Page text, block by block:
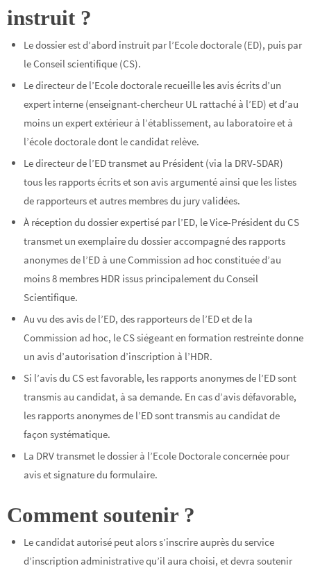
instruit ?
Le dossier est d’abord instruit par l’Ecole doctorale (ED), puis par
le Conseil scientifique (CS).
Le directeur de l’Ecole doctorale recueille les avis écrits d’un
expert interne (enseignant-chercheur UL rattaché à l’ED) et d’au
moins un expert extérieur à l’établissement, au laboratoire et à
l’école doctorale dont le candidat relève.
Le directeur de l’ED transmet au Président (via la DRV-SDAR)
tous les rapports écrits et son avis argumenté ainsi que les listes
de rapporteurs et autres membres du jury validées.
À réception du dossier expertisé par l’ED, le Vice-Président du CS
transmet un exemplaire du dossier accompagné des rapports
anonymes de l’ED à une Commission ad hoc constituée d’au
moins 8 membres HDR issus principalement du Conseil
Scientifique.
Au vu des avis de l’ED, des rapporteurs de l’ED et de la
Commission ad hoc, le CS siégeant en formation restreinte donne
un avis d’autorisation d’inscription à l’HDR.
Si l’avis du CS est favorable, les rapports anonymes de l’ED sont
transmis au candidat, à sa demande. En cas d’avis défavorable,
les rapports anonymes de l’ED sont transmis au candidat de
façon systématique.
La DRV transmet le dossier à l’Ecole Doctorale concernée pour
avis et signature du formulaire.
Comment soutenir ?
Le candidat autorisé peut alors s’inscrire auprès du service
d’inscription administrative qu’il aura choisi, et devra soutenir